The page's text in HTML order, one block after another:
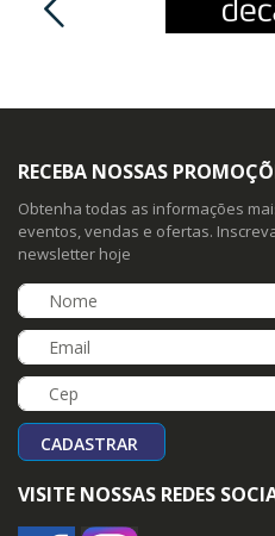
RECEBA NOSSAS
Obtenha todas as informações
eventos, vendas e ofertas.
newsletter hoje
CADASTRAR
VISITE NOSSAS REDES